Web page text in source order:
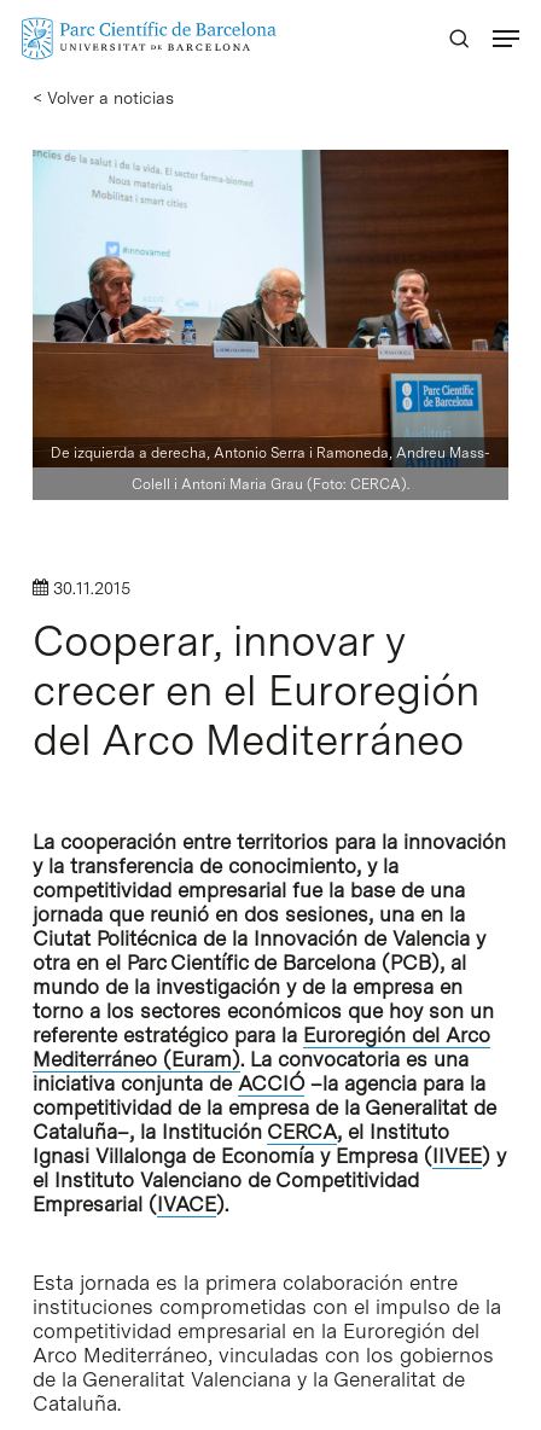
Skip
content
< Volver a noticias
De izquierda a derecha, Antonio Serra i Ramoneda, Andreu Mass-
Colell i Antoni Maria Grau (Foto: CERCA).
30.11.2015
Cooperar, innovar y
crecer en el Euroregión
del Arco Mediterráneo
La cooperación entre territorios para la innovación
y la transferencia de conocimiento, y la
competitividad empresarial fue la base de una
jornada que reunió en dos sesiones, una en la
Ciutat Politécnica de la Innovación de Valencia y
otra en el Parc Científic de Barcelona (PCB), al
mundo de la investigación y de la empresa en
torno a los sectores económicos que hoy son un
referente estratégico para la Euroregión del Arco
Mediterráneo (Euram). La convocatoria es una
iniciativa conjunta de ACCIÓ–la agencia para la
competitividad de la empresa de la Generalitat de
Cataluña–, la Institución CERCA, el Instituto
Ignasi Villalonga de Economía y Empresa (IIVEE) y
el Instituto Valenciano de Competitividad
Empresarial (IVACE).
Esta jornada es la primera colaboración entre
instituciones comprometidas con el impulso de la
competitividad empresarial en la Euroregión del
Arco Mediterráneo, vinculadas con los gobiernos
de la Generalitat Valenciana y la Generalitat de
Cataluña.